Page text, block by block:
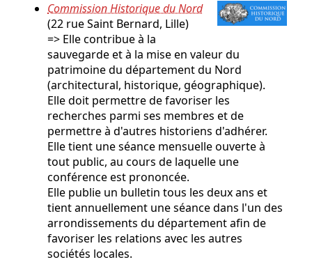
Commission Historique du Nord
(22 rue Saint Bernard, Lille)
=> Elle contribue à la
sauvegarde et à la mise en valeur du
patrimoine du département du Nord
(architectural, historique, géographique).
Elle doit permettre de favoriser les
recherches parmi ses membres et de
permettre à d'autres historiens d'adhérer.
Elle tient une séance mensuelle ouverte à
tout public, au cours de laquelle une
conférence est prononcée.
Elle publie un bulletin tous les deux ans et
tient annuellement une séance dans l'un des
arrondissements du département afin de
favoriser les relations avec les autres
sociétés locales.